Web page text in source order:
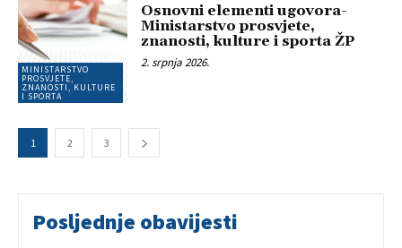
MINISTARSTVO
PROSVJETE,
ZNANOSTI, KULTURE
I SPORTA
Osnovni elementi ugovora-
Ministarstvo prosvjete,
znanosti, kulture i sporta ŽP
2. srpnja 2026.
1 2 3
Posljednje obavijesti